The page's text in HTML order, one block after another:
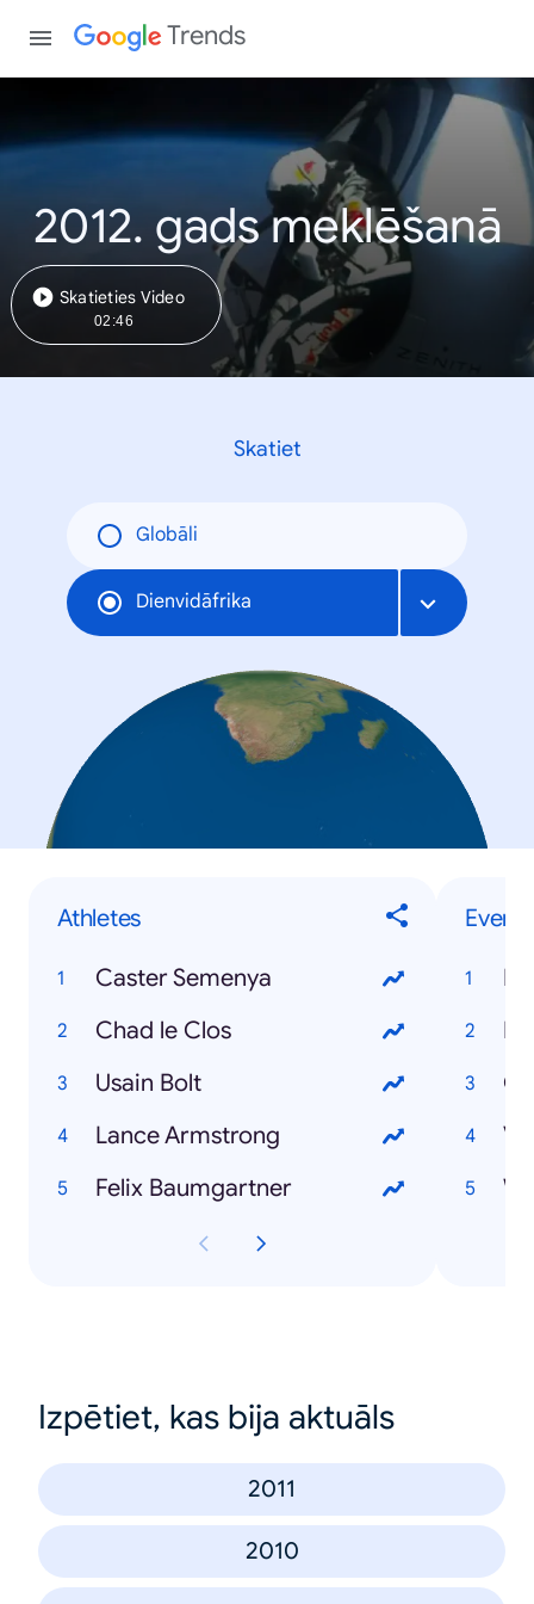
Trends
2012. gads meklēšanā
Skatieties Video
02:46
Skatiet
Globāli
Dienvidāfrika
Athletes
Caster Semenya
Chad le Clos
Usain Bolt
Lance Armstrong
Felix Baumgartner
Events
Izpētiet, kas bija aktuāls
2011
2010